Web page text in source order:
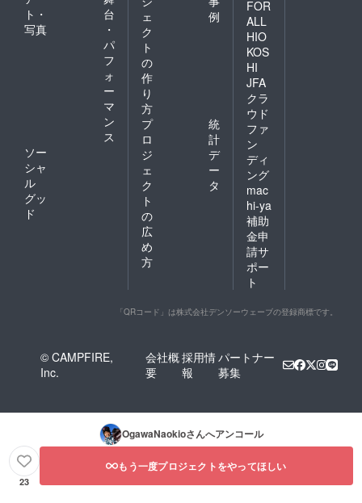
ト・
写真
台
・
パ
フ
ォ
ー
マ
ン
ス
ソー
シャ
ル
グッ
ド
ェ
ク
ト
の
作
り
方
例
プ
ロ
ジ
ェ
ク
ト
の
広
め
方
統
計
デ
ー
タ
FOR
ALL
HIO
KOS
HI
JFA
クラ
ウド
ファ
ン
ディ
ング
mac
hi-ya
補助
金申
請サ
ポー
ト
「QRコード」は株式会社デンソーウェーブの登録商標です。
© CAMPFIRE,
Inc.
会社概
要
採用情
報
パートナー
募集
OgawaNaokioさんへアンコール
23
もう一度プロジェクトをやってほしい